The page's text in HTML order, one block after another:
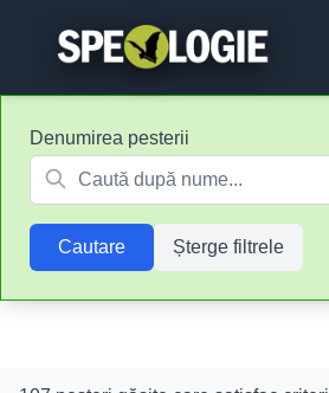
Denumirea pesterii
Cautare Șterge filtrele